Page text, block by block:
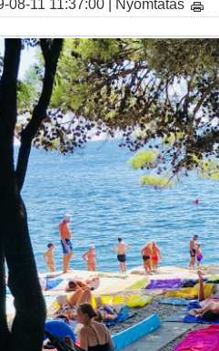
08-11 11:37:00 | Nyomtatás